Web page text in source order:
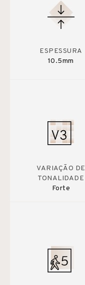
ESPESSURA
10.5mm
VARIAÇÃO DE
TONALIDADE
Forte